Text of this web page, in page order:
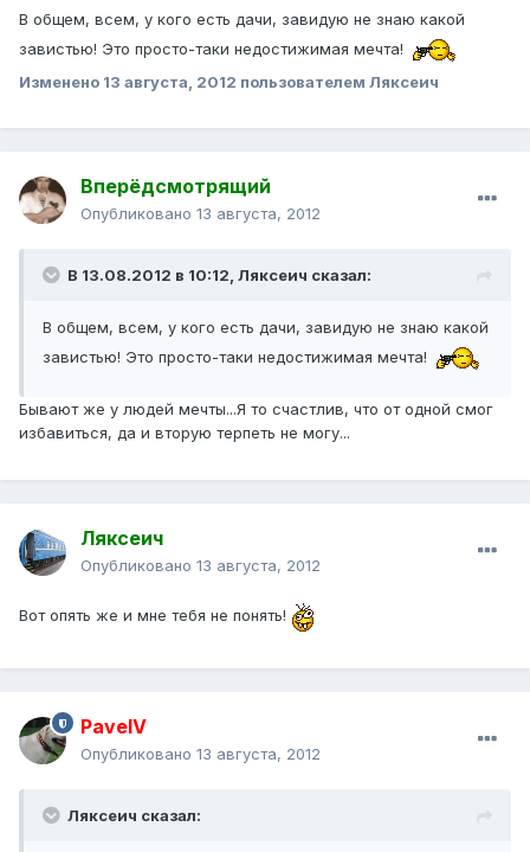
В общем, всем, у кого есть дачи, завидую не знаю какой
завистью! Это просто-таки недостижимая мечта!
Изменено 13 августа, 2012 пользователем Ляксеич
Вперёдсмотрящий
Опубликовано 13 августа, 2012
В 13.08.2012 в 10:12, Ляксеич сказал:
В общем, всем, у кого есть дачи, завидую не знаю какой
завистью! Это просто-таки недостижимая мечта!
Бывают же у людей мечты...Я то счастлив, что от одной смог
избавиться, да и вторую терпеть не могу...
Ляксеич
Опубликовано 13 августа, 2012
Вот опять же и мне тебя не понять!
PavelV
Опубликовано 13 августа, 2012
Ляксеич сказал: